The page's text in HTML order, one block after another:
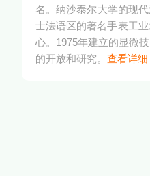
名。纳沙泰尔大学的现
士法语区的著名手表工
心。1975年建立的显微
的开放和研究。 查看详细